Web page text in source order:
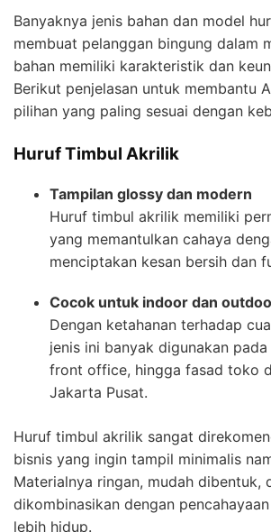
Banyaknya jenis bahan dan model
membuat pelanggan bingung dalam
bahan memiliki karakteristik dan
Berikut penjelasan untuk membantu
pilihan yang paling sesuai dengan
Huruf Timbul Akrilik
Tampilan glossy dan modern
Huruf timbul akrilik memiliki
yang memantulkan cahaya
menciptakan kesan bersih dan
Cocok untuk indoor dan
Dengan ketahanan terhadap
jenis ini banyak digunakan
front office, hingga fasad toko
Jakarta Pusat.
Huruf timbul akrilik sangat
bisnis yang ingin tampil minimalis
Materialnya ringan, mudah dibentuk,
dikombinasikan dengan
lebih hidup.